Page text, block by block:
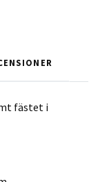
fästet i